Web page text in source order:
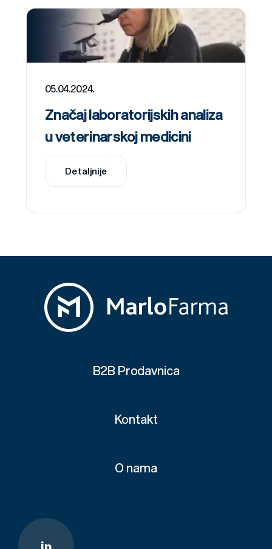
05.04.2024.
Značaj laboratorijskih analiza
u veterinarskoj medicini
Detaljnije
B2B Prodavnica
Kontakt
O nama